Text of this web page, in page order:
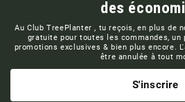
des
Au Club TreePlanter , tu reçois, en plus de
gratuite pour toutes les commandes, un
promotions exclusives & bien plus encore.
être annulée à tout
S'inscrire